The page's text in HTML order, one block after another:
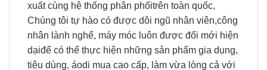
xuất cùng hệ thống phân phốitrên toàn quốc,
Chúng tôi tự hào có được dôi ngũ nhân viên,công
nhân lành nghể, máy móc luôn được đổi mới hiện
dạiđể có thể thực hiện những sản phẩm gia dụng,
tiêu dùng, áodi mua cao cấp, làm vừa lòng cả với